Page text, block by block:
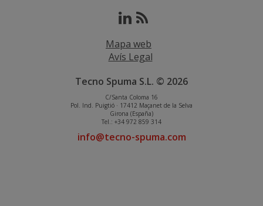
Mapa web
Avís Legal
Tecno Spuma S.L. © 2026
C/Santa Coloma 16
Pol. Ind. Puigtió · 17412 Maçanet de la Selva
Girona (España)
Tel.: +34 972 859 314
info@tecno-spuma.com